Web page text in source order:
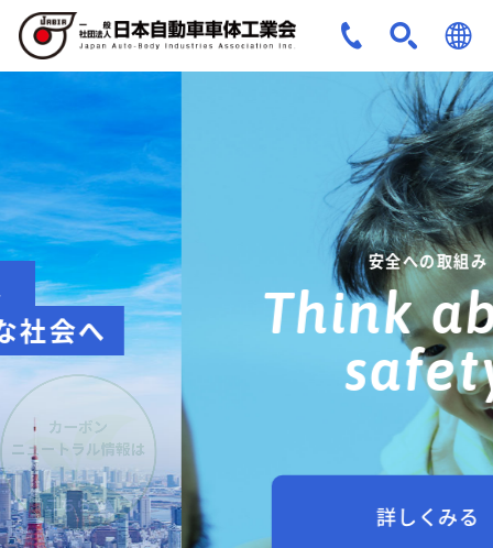
JPN
ENG
Think about
safety
詳しくみる